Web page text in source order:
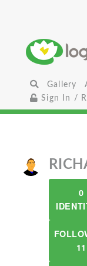
Gallery
Sign In /
0
11